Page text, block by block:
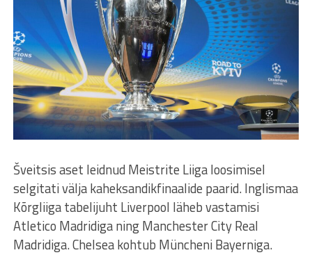
Šveitsis aset leidnud Meistrite Liiga loosimisel
selgitati välja kaheksandikfinaalide paarid. Inglismaa
Kõrgliiga tabelijuht Liverpool läheb vastamisi
Atletico Madridiga ning Manchester City Real
Madridiga. Chelsea kohtub Müncheni Bayerniga.